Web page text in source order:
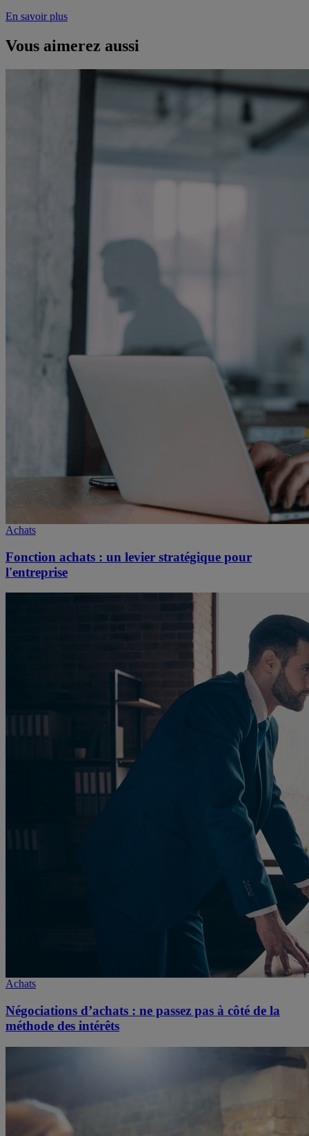
En savoir plus
Vous aimerez aussi
Achats
Fonction achats : un levier stratégique pour
l'entreprise
Achats
Négociations d’achats : ne passez pas à côté de la
méthode des intérêts